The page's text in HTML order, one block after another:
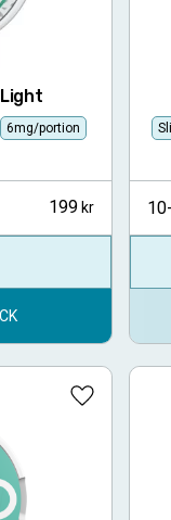
6mg/portion
199
Lägg till i